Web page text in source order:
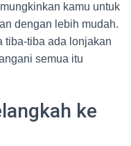
kamu untuk
dengan lebih mudah.
tiba-tiba ada lonjakan
semua itu
ke